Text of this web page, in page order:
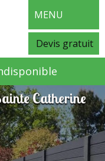
MENU
Devis gratuit
Catherine